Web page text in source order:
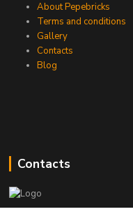
About Pepebricks
Terms and conditions
Gallery
Contacts
Blog
Contacts